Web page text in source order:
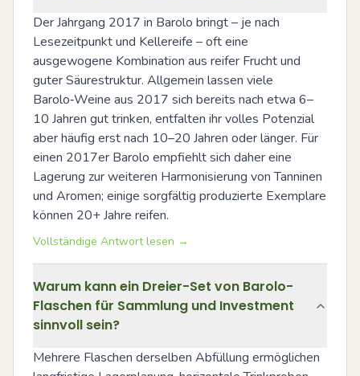
Der Jahrgang 2017 in Barolo bringt – je nach
Lesezeitpunkt und Kellereife – oft eine
ausgewogene Kombination aus reifer Frucht und
guter Säurestruktur. Allgemein lassen viele
Barolo‑Weine aus 2017 sich bereits nach etwa 6–
10 Jahren gut trinken, entfalten ihr volles Potenzial
aber häufig erst nach 10–20 Jahren oder länger. Für
einen 2017er Barolo empfiehlt sich daher eine
Lagerung zur weiteren Harmonisierung von Tanninen
und Aromen; einige sorgfältig produzierte Exemplare
können 20+ Jahre reifen.
Vollständige Antwort lesen →
Warum kann ein Dreier-Set von Barolo-
Flaschen für Sammlung und Investment
sinnvoll sein?
Mehrere Flaschen derselben Abfüllung ermöglichen